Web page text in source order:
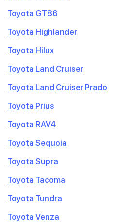
Toyota GT86
Toyota Highlander
Toyota Hilux
Toyota Land Cruiser
Toyota Land Cruiser Prado
Toyota Prius
Toyota RAV4
Toyota Sequoia
Toyota Supra
Toyota Tacoma
Toyota Tundra
Toyota Venza